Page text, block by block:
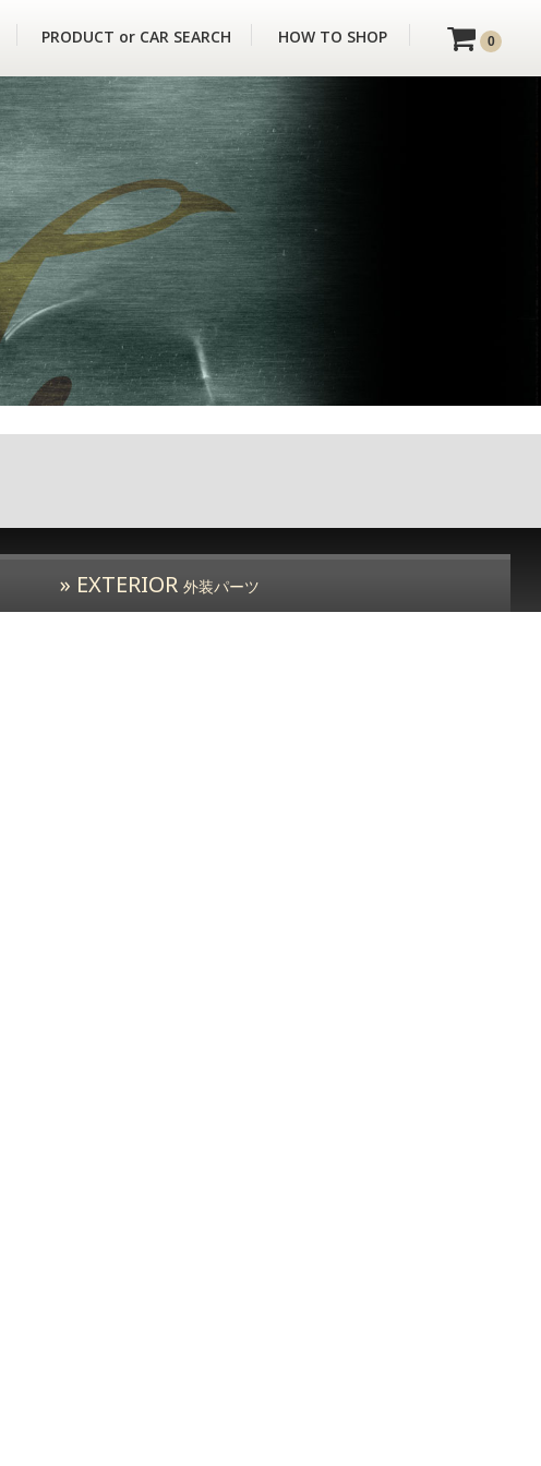
0
PRODUCT or CAR SEARCH HOW TO SHOP
» EXTERIOR 外装パーツ